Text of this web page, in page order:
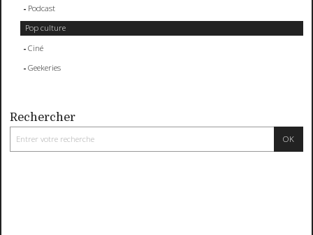
Podcast
Pop culture
Ciné
Geekeries
Rechercher